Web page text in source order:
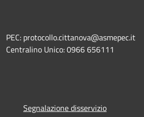
PEC: protocollo.cittanova@asmepec.it
Centralino Unico: 0966 656111
Segnalazione disservizio